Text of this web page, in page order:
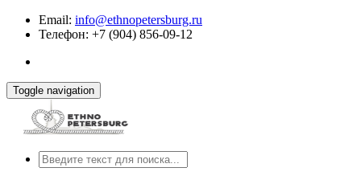
Email: info@ethnopetersburg.ru
Телефон: +7 (904) 856-09-12
Toggle navigation